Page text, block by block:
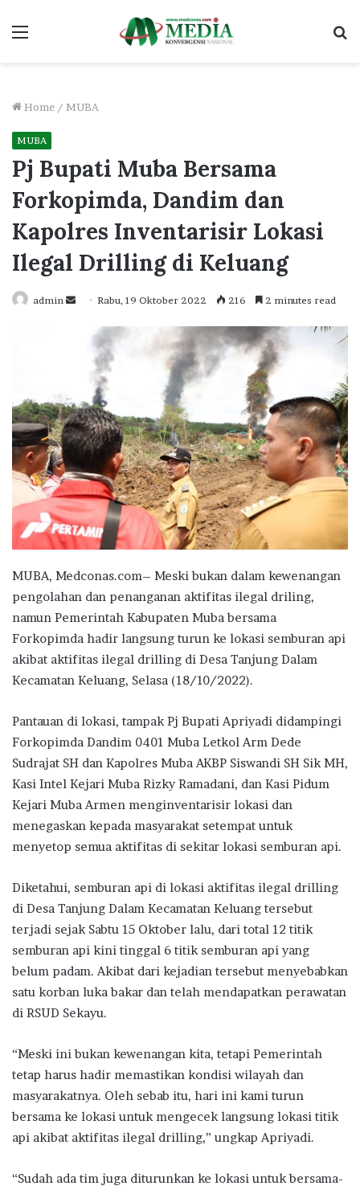
Menu
Home / MUBA
MUBA
Pj Bupati Muba Bersama
Forkopimda, Dandim dan
Kapolres Inventarisir Lokasi
Ilegal Drilling di Keluang
admin
Send
email
Rabu, 19 Oktober 2022 216 2 minutes read
MUBA, Medconas.com– Meski bukan dalam kewenangan
pengolahan dan penanganan aktifitas ilegal driling,
namun Pemerintah Kabupaten Muba bersama
Forkopimda hadir langsung turun ke lokasi semburan api
akibat aktifitas ilegal drilling di Desa Tanjung Dalam
Kecamatan Keluang, Selasa (18/10/2022).
Pantauan di lokasi, tampak Pj Bupati Apriyadi didampingi
Forkopimda Dandim 0401 Muba Letkol Arm Dede
Sudrajat SH dan Kapolres Muba AKBP Siswandi SH Sik MH,
Kasi Intel Kejari Muba Rizky Ramadani, dan Kasi Pidum
Kejari Muba Armen menginventarisir lokasi dan
menegaskan kepada masyarakat setempat untuk
menyetop semua aktifitas di sekitar lokasi semburan api.
Diketahui, semburan api di lokasi aktifitas ilegal drilling
di Desa Tanjung Dalam Kecamatan Keluang tersebut
terjadi sejak Sabtu 15 Oktober lalu, dari total 12 titik
semburan api kini tinggal 6 titik semburan api yang
belum padam. Akibat dari kejadian tersebut menyebabkan
satu korban luka bakar dan telah mendapatkan perawatan
di RSUD Sekayu.
“Meski ini bukan kewenangan kita, tetapi Pemerintah
tetap harus hadir memastikan kondisi wilayah dan
masyarakatnya. Oleh sebab itu, hari ini kami turun
bersama ke lokasi untuk mengecek langsung lokasi titik
api akibat aktifitas ilegal drilling,” ungkap Apriyadi.
“Sudah ada tim juga diturunkan ke lokasi untuk bersama-